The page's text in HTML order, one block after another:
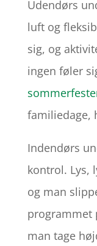
Udendørs
luft og
sig, og
ingen føler
familiedage,
Indendørs
kontrol. Lys,
og man
programmet
man tage